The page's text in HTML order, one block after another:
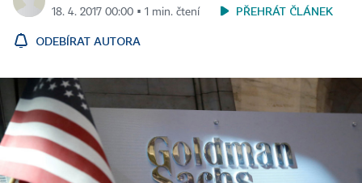
18. 4. 2017 00:00 ▪ 1 min. čtení PŘEHRÁT ČLÁNEK
ODEBÍRAT AUTORA